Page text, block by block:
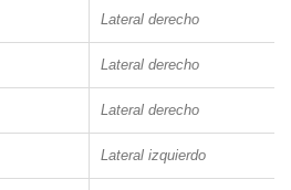
Lateral derecho
Lateral derecho
Lateral derecho
Lateral izquierdo